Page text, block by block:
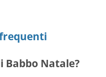
Babbo Natale?